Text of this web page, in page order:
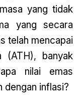
yang tidak
yang secara
telah mencapai
(ATH), banyak
nilai emas
dengan inflasi?